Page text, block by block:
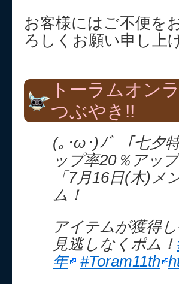
お客様にはご不便を
ろしくお願い申し上
トーラムオン
つぶやき!!
(｡･ω･)ﾉﾞ 「七夕
ップ率20％アッ
「7月16日(木)メ
ム！
アイテムが獲得
見逃しなくポム！
年
#Toram11th